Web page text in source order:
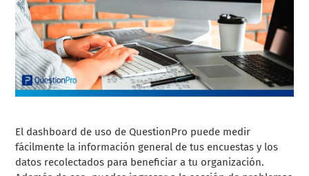
El dashboard de uso de QuestionPro puede medir
fácilmente la información general de tus encuestas y los
datos recolectados para beneficiar a tu organización.